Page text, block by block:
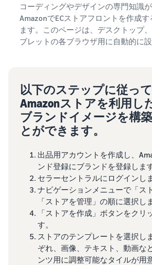
コーディングやデザインの専門知識が
AmazonでECストアフロントを作成す
ます。このページは、デスクトップ
ブレットの各ブラウザ用に自動的に設
以下のステップに従って
Amazonストアを利用し
ブランドイメージを構
とができます。
出品用アカウントを作成し、
ンド登録にブランドを登録します
セラーセントラルにログインし
ナビゲーションメニューで「ス
「ストアを管理」の順に選択し
「ストアを作成」ボタンをクリ
す。
ストアのテンプレートを選択し
ぞれ、画像、テキスト、動画な
ンツ用に調整可能なタイルが用